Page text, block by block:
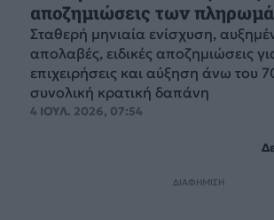
αποζημιώσεις των
Σταθερή μηνιαία ενίσχυση,
απολαβές, ειδικές αποζημιώσεις
επιχειρήσεις και αύξηση άνω του
συνολική κρατική δαπάνη
4 ΙΟΥΛ. 2026, 07:54
ΔΙΑΦΗΜΙΣΗ